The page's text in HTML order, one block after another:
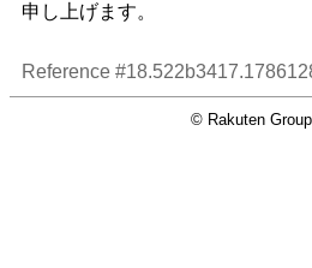
申し上げます。
Reference
© Rakuten